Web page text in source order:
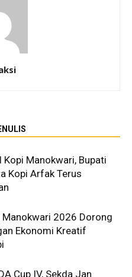
Kopi Manokwari, Bupati
Kopi Arfak Terus
Manokwari 2026 Dorong
Ekonomi Kreatif
Cup IV, Sekda Jan